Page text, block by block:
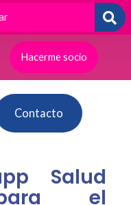
Hacerme socio
Contacto
Salud
el